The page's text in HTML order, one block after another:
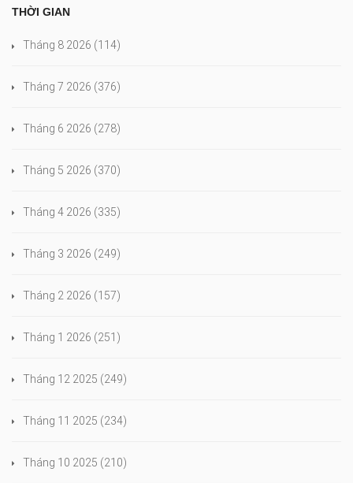
THỜI GIAN
Tháng 8 2026 (114)
Tháng 7 2026 (376)
Tháng 6 2026 (278)
Tháng 5 2026 (370)
Tháng 4 2026 (335)
Tháng 3 2026 (249)
Tháng 2 2026 (157)
Tháng 1 2026 (251)
Tháng 12 2025 (249)
Tháng 11 2025 (234)
Tháng 10 2025 (210)